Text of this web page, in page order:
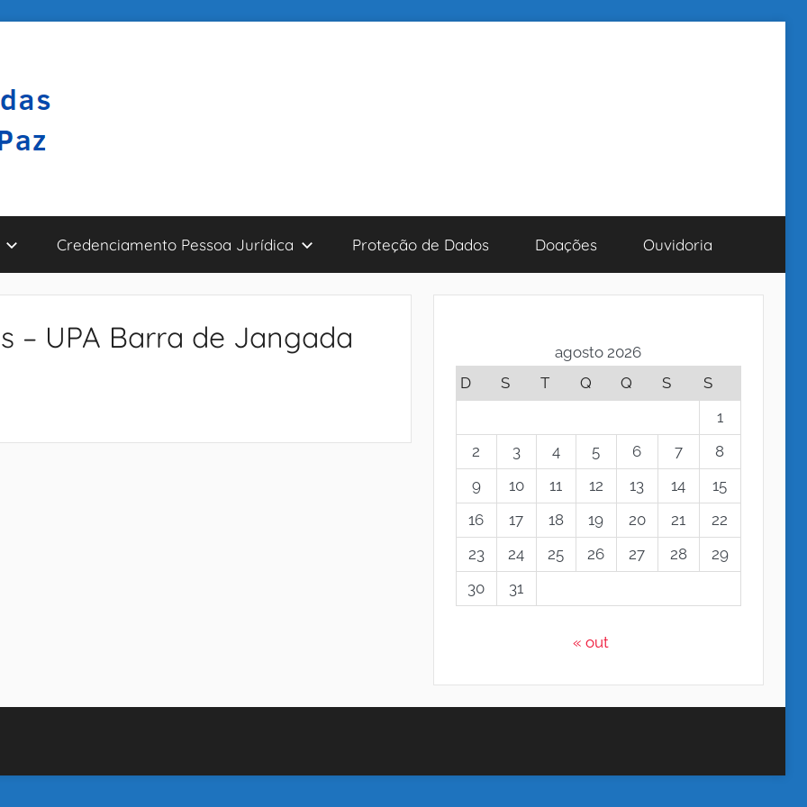
Credenciamento Pessoa Jurídica Proteção de Dados Doações Ouvidoria
– UPA Barra de Jangada
agosto 2026
D
S T Q Q S
S
1
2
3 4 5 6 7
8
9
10 11 12 13 14
15
16
17 18 19 20 21
22
23
24 25 26 27 28
29
30
31
« out